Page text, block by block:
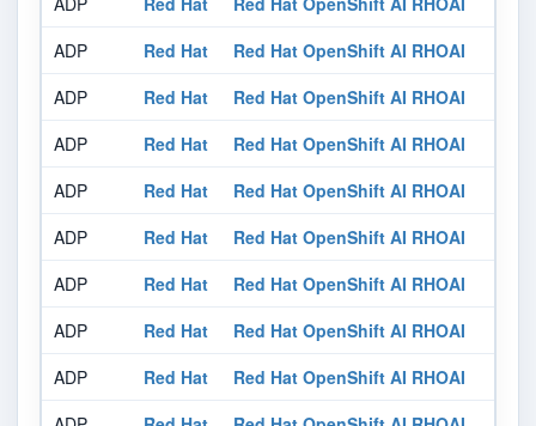
ADP
Red Hat
Red Hat OpenShift AI RHOAI
ADP
Red Hat
Red Hat OpenShift AI RHOAI
ADP
Red Hat
Red Hat OpenShift AI RHOAI
ADP
Red Hat
Red Hat OpenShift AI RHOAI
ADP
Red Hat
Red Hat OpenShift AI RHOAI
ADP
Red Hat
Red Hat OpenShift AI RHOAI
ADP
Red Hat
Red Hat OpenShift AI RHOAI
ADP
Red Hat
Red Hat OpenShift AI RHOAI